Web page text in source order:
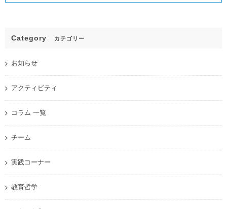
Category カテゴリー
お知らせ
アクティビティ
コラム 一覧
チーム
実践コーナー
教育哲学